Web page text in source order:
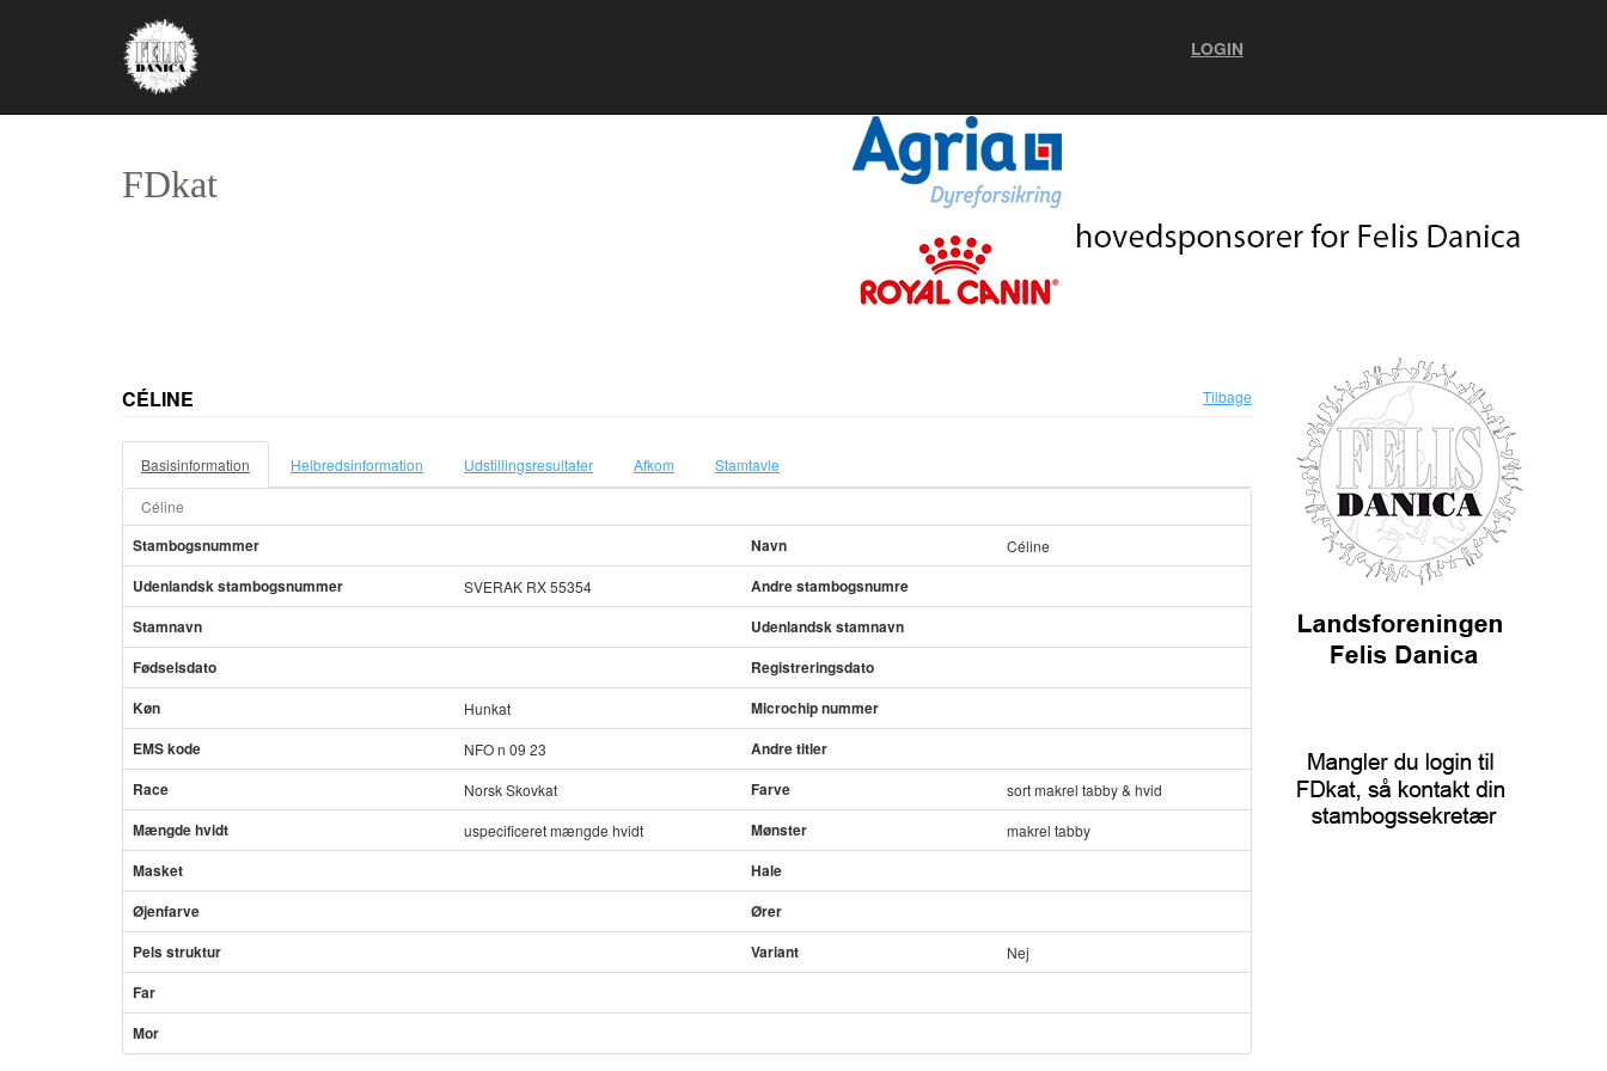
LOGIN
FDkat
CÉLINE Tilbage
Basisinformation Helbredsinformation Udstillingsresultater Afkom Stamtavle
Céline
Stambogsnummer Navn Céline
Udenlandsk stambogsnummer SVERAK RX 55354
Andre stambogsnumre
Stamnavn
Udenlandsk stamnavn
Fødselsdato
Registreringsdato
Køn
Hunkat
Microchip nummer
EMS kode
NFO n 09 23
Andre titler
Race
Norsk Skovkat Farve sort makrel tabby & hvid
Mængde hvidt uspecificeret mængde hvidt Mønster makrel tabby
Masket
Hale
Øjenfarve
Ører
Pels struktur
Variant Nej
Far
Mor